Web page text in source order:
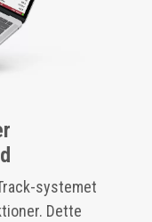
systemet
Dette